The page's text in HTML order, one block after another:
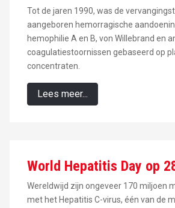
Tot de jaren 1990, was de
aangeboren hemorragische
hemophilie A en B, von Willebrand en
coagulatiestoornissen gebaseerd op
concentraten.
Lees meer...
World Hepatitis Day op
Wereldwijd zijn ongeveer 170 miljoen
met het Hepatitis C-virus, één van de